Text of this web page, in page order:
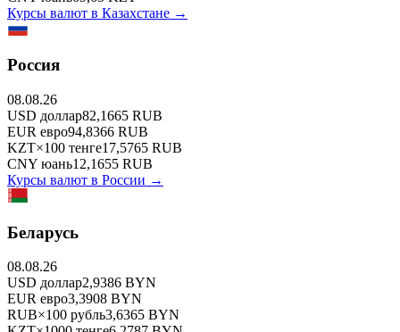
Курсы валют в Казахстане →
Россия
08.08.26
USD доллар82,1665 RUB
EUR евро94,8366 RUB
KZT×100 тенге17,5765 RUB
CNY юань12,1655 RUB
Курсы валют в России →
Беларусь
08.08.26
USD доллар2,9386 BYN
EUR евро3,3908 BYN
RUB×100 рубль3,6365 BYN